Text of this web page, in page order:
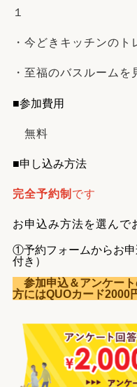
１
・今どきキッチンのト
・至福のバスルームを
■参加費用
無料
■申し込み方法
完全予約制 です
お申込み方法を選んで
①予約フォームからお
付き）
参加申込＆アンケー
方にはQUOカード2000